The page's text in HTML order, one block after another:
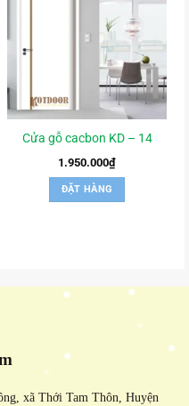
Cửa gỗ cacbon KD – 14
1.950.000₫
ĐẶT HÀNG
xã Thới Tam Thôn, Huyện